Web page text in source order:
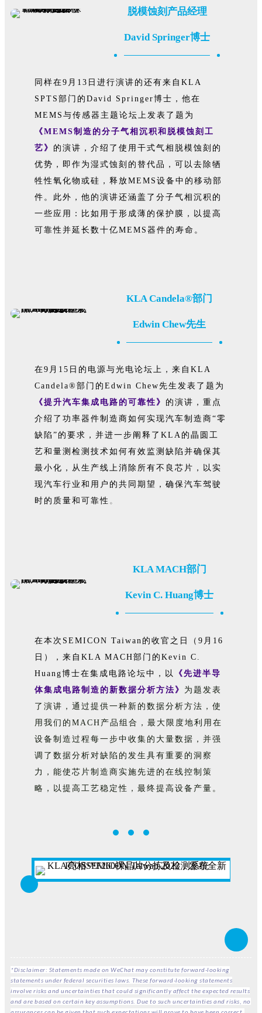
脱模蚀刻产品经理
David Springer博士
同样在9月13日进行演讲的还有来自KLA
SPTS部门的David Springer博士，他在
MEMS与传感器主题论坛上发表了题为
《MEMS制造的分子气相沉积和脱模蚀刻工
艺》 的演讲，介绍了使用干式气相脱模蚀刻的
优势，即作为湿式蚀刻的替代品，可以去除牺
牲性氧化物或硅，释放MEMS设备中的移动部
件。此外，他的演讲还涵盖了分子气相沉积的
一些应用：比如用于形成薄的保护膜，以提高
可靠性并延长数十亿MEMS器件的寿命。
KLA Candela®部门
Edwin Chew先生
在9月15日的电源与光电论坛上，来自KLA
Candela®部门的Edwin Chew先生发表了题为
《提升汽车集成电路的可靠性》 的演讲，重点
介绍了功率器件制造商如何实现汽车制造商“零
缺陷”的要求，并进一步阐释了KLA的晶圆工
艺和量测检测技术如何有效监测缺陷并确保其
最小化，从生产线上消除所有不良芯片，以实
现汽车行业和用户的共同期望，确保汽车驾驶
时的质量和可靠性 。
KLA MACH部门
Kevin C. Huang博士
在本次SEMICON Taiwan的收官之日（9月16
日），来自KLA MACH部门的Kevin C.
Huang博士在集成电路论坛中，以
《先进半导
体集成电路制造的新数据分析方法》 为题发表
了演讲，通过提供一种新的数据分析方法，使
用我们的MACH产品组合，最大限度地利用在
设备制造过程每一步中收集的大量数据，并强
调了数据分析对缺陷的发生具有重要的洞察
力，能使芯片制造商实施先进的在线控制策
略，以提高工艺稳定性，最终提高设备产量。
*Disclaimer: Statements made on WeChat may constitute forward-looking
statements under federal securities laws. These forward-looking statements
involve risks and uncertainties that could significantly affect the expected results
and are based on certain key assumptions. Due to such uncertainties and risks, no